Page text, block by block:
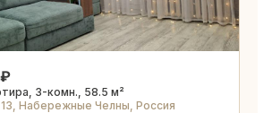
3-комн., 58.5 м²
13, Набережные Челны, Россия